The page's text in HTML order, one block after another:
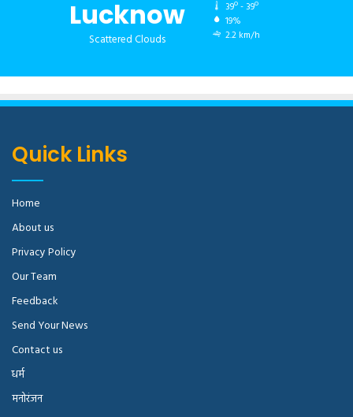
Lucknow
Scattered Clouds
39º - 39º
19%
2.2 km/h
Quick Links
Home
About us
Privacy Policy
Our Team
Feedback
Send Your News
Contact us
धर्म
मनोरंजन